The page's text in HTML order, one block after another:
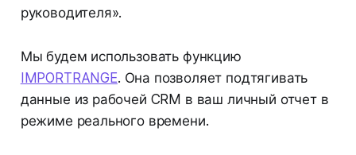
руководителя».
Мы будем использовать функцию
IMPORTRANGE. Она позволяет подтягивать
данные из рабочей CRM в ваш личный отчет в
режиме реального времени.